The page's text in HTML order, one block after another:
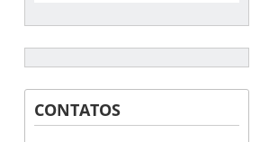
CONTATOS